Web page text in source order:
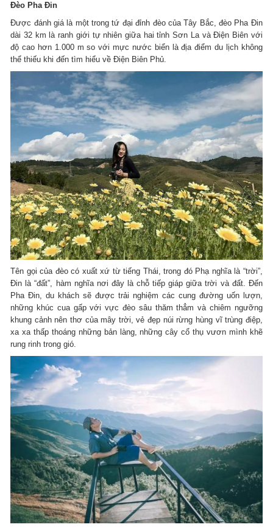
Đèo Pha Đin
Được đánh giá là một trong tứ đại đỉnh đèo của Tây Bắc, đèo Pha Đin
dài 32 km là ranh giới tự nhiên giữa hai tỉnh Sơn La và Điện Biên với
độ cao hơn 1.000 m so với mực nước biển là địa điểm du lịch không
thể thiếu khi đến tìm hiểu về Điện Biên Phủ.
Tên gọi của đèo có xuất xứ từ tiếng Thái, trong đó Phạ nghĩa là “trời”,
Đin là “đất”, hàm nghĩa nơi đây là chỗ tiếp giáp giữa trời và đất. Đến
Pha Đin, du khách sẽ được trải nghiệm các cung đường uốn lượn,
những khúc cua gấp với vực đèo sâu thăm thẳm và chiêm ngưỡng
khung cảnh nên thơ của mây trời, vẻ đẹp núi rừng hùng vĩ trùng điệp,
xa xa thấp thoáng những bản làng, những cây cổ thụ vươn mình khẽ
rung rinh trong gió.